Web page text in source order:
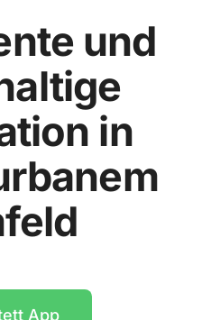
und
in
App